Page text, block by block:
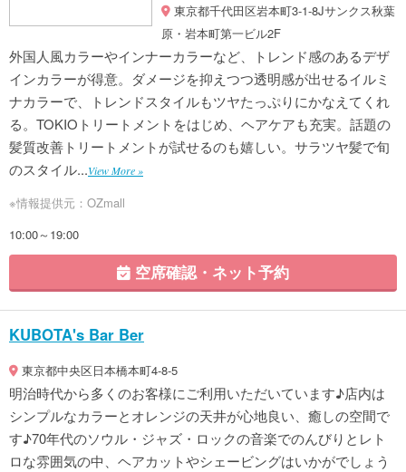
東京都千代田区岩本町3-1-8Jサンクス秋葉
原・岩本町第一ビル2F
外国人風カラーやインナーカラーなど、トレンド感のあるデザ
インカラーが得意。ダメージを抑えつつ透明感が出せるイルミ
ナカラーで、トレンドスタイルもツヤたっぷりにかなえてくれ
る。TOKIOトリートメントをはじめ、ヘアケアも充実。話題の
髪質改善トリートメントが試せるのも嬉しい。サラツヤ髪で旬
のスタイル...View More »
※情報提供元：OZmall
10:00～19:00
空席確認・ネット予約
KUBOTA's Bar Ber
東京都中央区日本橋本町4-8-5
明治時代から多くのお客様にご利用いただいています♪店内は
シンプルなカラーとオレンジの天井が心地良い、癒しの空間で
す♪70年代のソウル・ジャズ・ロックの音楽でのんびりとレト
ロな雰囲気の中、ヘアカットやシェービングはいかがでしょう